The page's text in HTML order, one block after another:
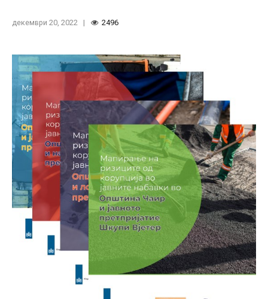
Битола, Кичево, Куманово, Неготино,
Струмица, Тетово, Чаир и Штип.
Истражувањата се фокусираа на јавните
набавки спроведени од општините и од
локалните јавни претпријатија.
Истражувањата се спроведени врз
основа на унифицирана методологија
која се заснова на 18 индикатори и ги
опфаќа сите фази во јавните набавки,
овозможувајќи да се добие јасна слика
за потенцијалните ризици од корупција
декември 20, 2022 2496